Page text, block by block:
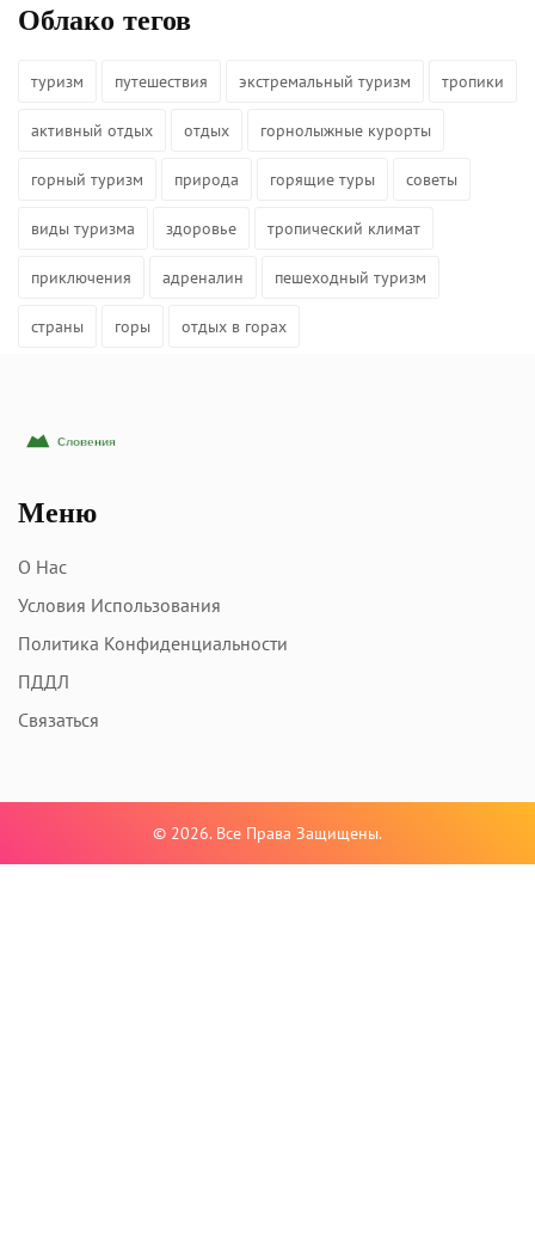
Облако тегов
туризм путешествия экстремальный туризм тропики
активный отдых отдых горнолыжные курорты
горный туризм природа горящие туры советы
виды туризма здоровье тропический климат
приключения адреналин пешеходный туризм
страны горы отдых в горах
Меню
О Нас
Условия Использования
Политика Конфиденциальности
ПДДЛ
Связаться
© 2026. Все Права Защищены.